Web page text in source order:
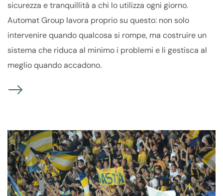
sicurezza e tranquillità a chi lo utilizza ogni giorno.
Automat Group lavora proprio su questo: non solo
intervenire quando qualcosa si rompe, ma costruire un
sistema che riduca al minimo i problemi e li gestisca al
meglio quando accadono.